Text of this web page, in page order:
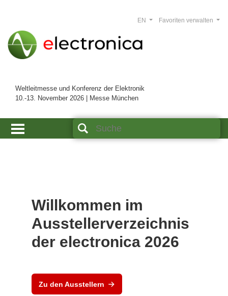
Weltleitmesse und Konferenz der Elektronik
10.-13. November 2026 | Messe München
Favoriten verwalten
EN
Willkommen im
Ausstellerverzeichnis
der electronica 2026
Zu den Ausstellern